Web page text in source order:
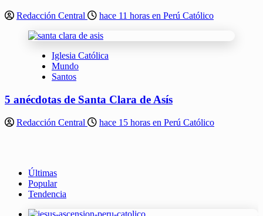
Redacción Central hace 11 horas en Perú Católico
Iglesia Católica
Mundo
Santos
5 anécdotas de Santa Clara de Asís
Redacción Central hace 15 horas en Perú Católico
Últimas
Popular
Tendencia